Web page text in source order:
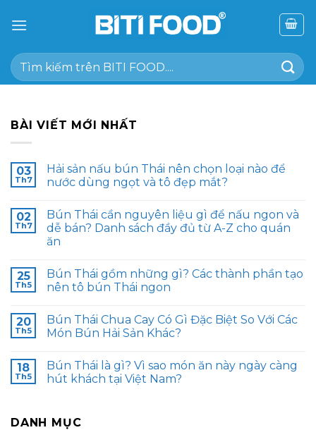
đến
dung
Tìm
kiếm:
BÀI VIẾT MỚI NHẤT
03
Th7
Hải sản nấu bún Thái nên chọn loại nào để
nước dùng ngọt và tô đẹp mắt?
02
Th7
Bún Thái cần nguyên liệu gì để nấu ngon và
dễ bán? Danh sách đầy đủ từ A-Z cho quán
ăn
25
Th5
Bún Thái gồm những gì? Các thành phần tạo
nên tô bún Thái ngon
20
Th5
Bún Thái Chua Cay Có Gì Đặc Biệt So Với Các
Món Bún Hải Sản Khác?
18
Th5
Bún Thái là gì? Vì sao món ăn này ngày càng
hút khách tại Việt Nam?
DANH MỤC